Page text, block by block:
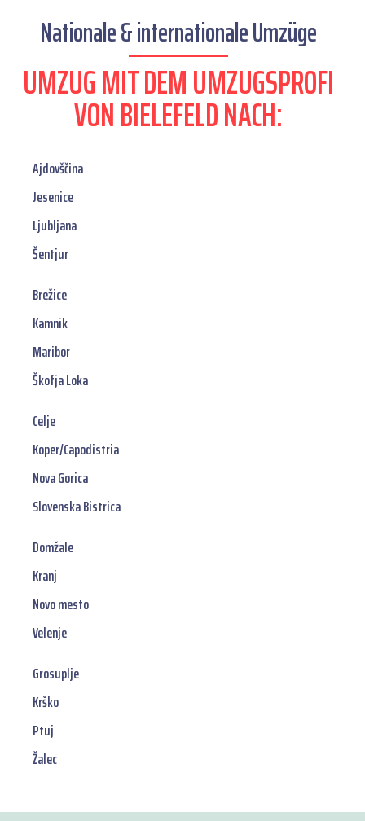
Nationale & internationale Umzüge
UMZUG MIT DEM UMZUGSPROFI
VON BIELEFELD NACH:
Ajdovščina
Jesenice
Ljubljana
Šentjur
Brežice
Kamnik
Maribor
Škofja Loka
Celje
Koper/Capodistria
Nova Gorica
Slovenska Bistrica
Domžale
Kranj
Novo mesto
Velenje
Grosuplje
Krško
Ptuj
Žalec